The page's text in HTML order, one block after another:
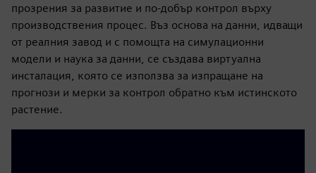
прозрения за развитие и по-добър контрол върху
производствения процес. Въз основа на данни, идващи
от реалния завод и с помощта на симулационни
модели и наука за данни, се създава виртуална
инсталация, която се използва за изпращане на
прогнози и мерки за контрол обратно към истинското
растение.